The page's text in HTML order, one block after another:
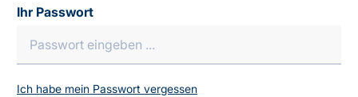
Ihr Passwort
Ich habe mein Passwort vergessen